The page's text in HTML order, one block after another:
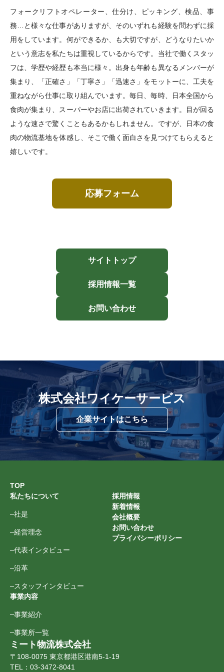
フォークリフトオペレーター、仕分け、ピッキング、検品、事
務…と様々な仕事がありますが、そのいずれも経験を問わずに採
用をしています。何ができるか、も大切ですが、どうなりたいか
という意志を私たちは重視しているからです。当社で働くスタッ
フは、学歴や経歴も本当に様々。出身も年齢も異なるメンバーが
集まり、「正確さ」「丁寧さ」「迅速さ」をモットーに、工夫を
重ねながら仕事に取り組んでいます。毎日、毎時、日本全国から
食肉が集まり、スーパーやお店に出荷されていきます。目が回る
ような速さで驚くこともあるかもしれません。ですが、日本の食
肉の物流基地を体感し、そこで働く面白さを見つけてもらえると
嬉しいです。
応募フォーム
サイトトップ
採用情報一覧
お問い合わせ
株式会社ワイケーサービス
企業サイトはこちら
ミート物流株式会社
〒108-0075 東京都港区港南5-1-19
TEL： 03-3472-8041
TOP
私たちについて
社是
経営理念
代表インタビュー
沿革
スタッフインタビュー
事業内容
事業紹介
事業所一覧
採用情報
新着情報
会社概要
お問い合わせ
プライバシーポリシー